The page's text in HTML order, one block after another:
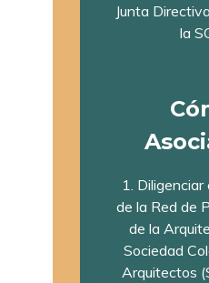
Junta
la
1. Diligenciar
de la Red de
de la
Sociedad
Arquitectos